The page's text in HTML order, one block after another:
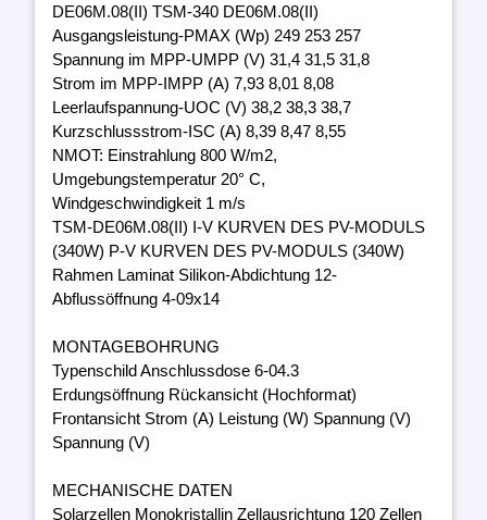
DE06M.08(II) TSM-340 DE06M.08(II)
Ausgangsleistung-PMAX (Wp) 249 253 257
Spannung im MPP-UMPP (V) 31,4 31,5 31,8
Strom im MPP-IMPP (A) 7,93 8,01 8,08
Leerlaufspannung-UOC (V) 38,2 38,3 38,7
Kurzschlussstrom-ISC (A) 8,39 8,47 8,55
NMOT: Einstrahlung 800 W/m2,
Umgebungstemperatur 20° C,
Windgeschwindigkeit 1 m/s
TSM-DE06M.08(II) I-V KURVEN DES PV-MODULS
(340W) P-V KURVEN DES PV-MODULS (340W)
Rahmen Laminat Silikon-Abdichtung 12-
Abflussöffnung 4-09x14
MONTAGEBOHRUNG
Typenschild Anschlussdose 6-04.3
Erdungsöffnung Rückansicht (Hochformat)
Frontansicht Strom (A) Leistung (W) Spannung (V)
Spannung (V)
MECHANISCHE DATEN
Solarzellen Monokristallin Zellausrichtung 120 Zellen